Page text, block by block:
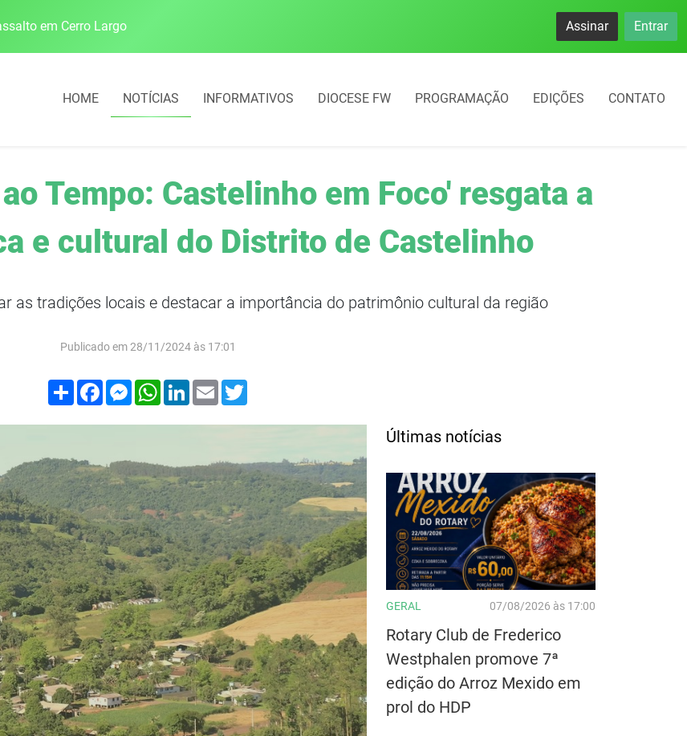
em Cerro Largo Cobrança do estacionamento rotativo começará em 10 dias em Frederico
Assinar Entrar
HOME NOTÍCIAS INFORMATIVOS DIOCESE FW PROGRAMAÇÃO EDIÇÕES CONTATO
Tempo: Castelinho em Foco' resgata a
e cultural do Distrito de Castelinho
as tradições locais e destacar a importância do patrimônio cultural da região
Publicado em 28/11/2024 às 17:01
Compartilhar
FacebookMessenger
WhatsApp
LinkedIn
Email
Últimas notícias
GERAL 07/08/2026 às 17:00
Rotary Club de Frederico
Westphalen promove 7ª
edição do Arroz Mexido em
prol do HDP